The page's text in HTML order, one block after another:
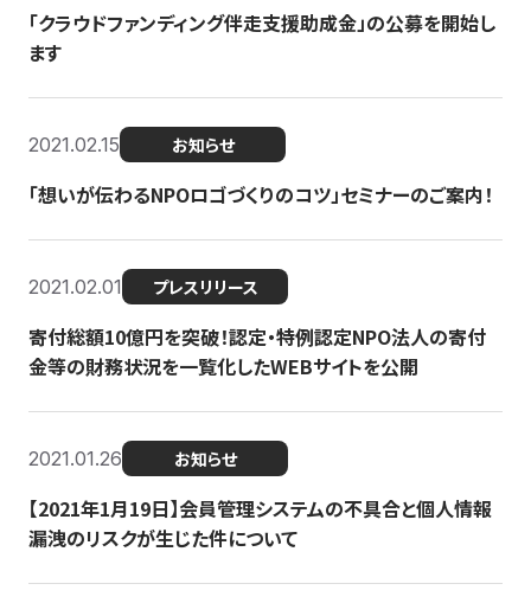
「クラウドファンディング伴走支援助成金」の公募を開始し
ます
2021.02.15 お知らせ
「想いが伝わるNPOロゴづくりのコツ」セミナーのご案内！
2021.02.01 プレスリリース
寄付総額10億円を突破！認定・特例認定NPO法人の寄付
金等の財務状況を一覧化したWEBサイトを公開
2021.01.26 お知らせ
【2021年1月19日】会員管理システムの不具合と個人情報
漏洩のリスクが生じた件について